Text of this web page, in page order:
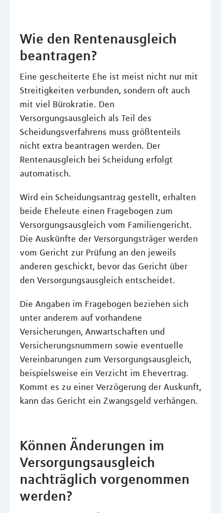
Wie den Rentenausgleich
beantragen?
Eine gescheiterte Ehe ist meist nicht nur mit
Streitigkeiten verbunden, sondern oft auch
mit viel Bürokratie. Den
Versorgungsausgleich als Teil des
Scheidungsverfahrens muss größtenteils
nicht extra beantragen werden. Der
Rentenausgleich bei Scheidung erfolgt
automatisch.
Wird ein Scheidungsantrag gestellt, erhalten
beide Eheleute einen Fragebogen zum
Versorgungsausgleich vom Familiengericht.
Die Auskünfte der Versorgungsträger werden
vom Gericht zur Prüfung an den jeweils
anderen geschickt, bevor das Gericht über
den Versorgungsausgleich entscheidet.
Die Angaben im Fragebogen beziehen sich
unter anderem auf vorhandene
Versicherungen, Anwartschaften und
Versicherungsnummern sowie eventuelle
Vereinbarungen zum Versorgungsausgleich,
beispielsweise ein Verzicht im Ehevertrag.
Kommt es zu einer Verzögerung der Auskunft,
kann das Gericht ein Zwangsgeld verhängen.
Können Änderungen im
Versorgungsausgleich
nachträglich vorgenommen
werden?